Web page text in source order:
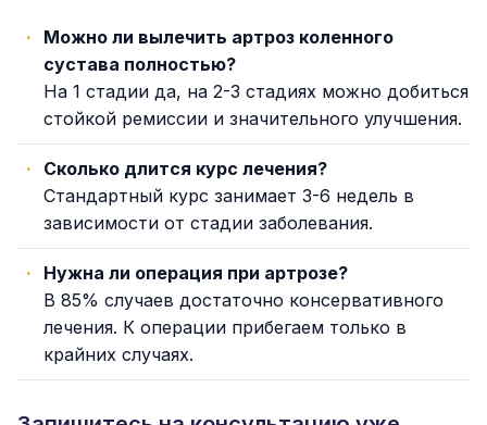
Можно ли вылечить артроз коленного
сустава полностью?
На 1 стадии да, на 2-3 стадиях можно добиться
стойкой ремиссии и значительного улучшения.
Сколько длится курс лечения?
Стандартный курс занимает 3-6 недель в
зависимости от стадии заболевания.
Нужна ли операция при артрозе?
В 85% случаев достаточно консервативного
лечения. К операции прибегаем только в
крайних случаях.